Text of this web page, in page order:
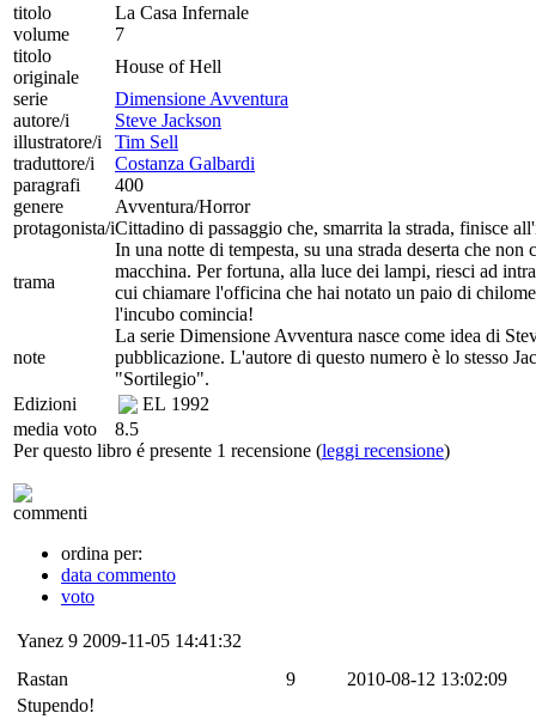
titolo
La Casa Infernale
volume
7
titolo
originale
House of Hell
serie
Dimensione Avventura
autore/i
Steve Jackson
illustratore/i
Tim Sell
traduttore/i
Costanza Galbardi
paragrafi
400
genere
Avventura/Horror
protagonista/iCittadino di passaggio che, smarrita la strada, finisce
trama
In una notte di tempesta, su una strada deserta che
macchina. Per fortuna, alla luce dei lampi, riesci ad
cui chiamare l'officina che hai notato un paio di
l'incubo comincia!
note
La serie Dimensione Avventura nasce come idea di
pubblicazione. L'autore di questo numero è lo stesso
"Sortilegio".
Edizioni
EL 1992
media voto
8.5
Per questo libro é presente 1 recensione (leggi recensione)
commenti
ordina per:
data commento
voto
Yanez 9 2009-11-05 14:41:32
Rastan
9
2010-08-12 13:02:09
Stupendo!